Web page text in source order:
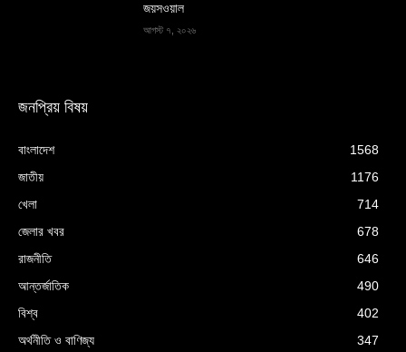
জয়সওয়াল
আগস্ট ৭, ২০২৬
জনপ্রিয় বিষয়
বাংলাদেশ
1568
জাতীয়
1176
খেলা
714
জেলার খবর
678
রাজনীতি
646
আন্তর্জাতিক
490
বিশ্ব
402
অর্থনীতি ও বাণিজ্য
347